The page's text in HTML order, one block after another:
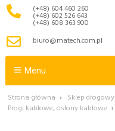
(+48) 604 460 260
(+48) 602 526 643
(+48) 608 363 900
biuro@matech.com.pl
Menu
Strona główna › Sklep drogowy
Progi kablowe, osłony kablowe ›